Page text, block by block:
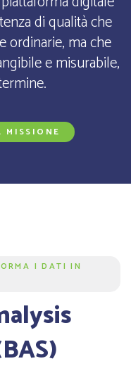
di qualità che
ordinarie, ma che
e misurabile,
MISSIONE
I DATI IN